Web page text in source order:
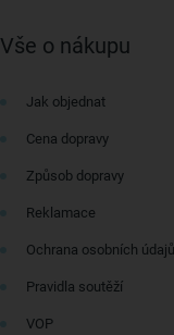
Vše o nákupu
Jak objednat
Cena dopravy
Způsob dopravy
Reklamace
Ochrana osobních údajů
Pravidla soutěží
VOP